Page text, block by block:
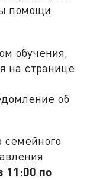
помощи
обучения,
на странице
об
семейного
11:00 по